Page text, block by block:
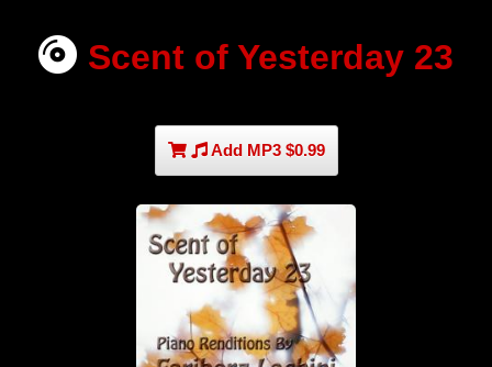
Scent of Yesterday 23
Add MP3 $0.99